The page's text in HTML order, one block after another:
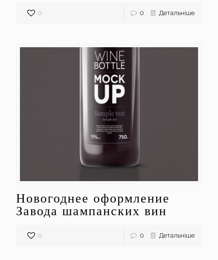
0 0 Детальніше
Новогоднее оформление
Завода шампанских вин
0 0 Детальніше